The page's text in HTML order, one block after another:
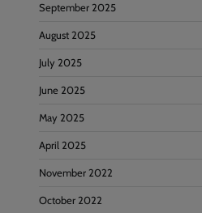
September 2025
August 2025
July 2025
June 2025
May 2025
April 2025
November 2022
October 2022